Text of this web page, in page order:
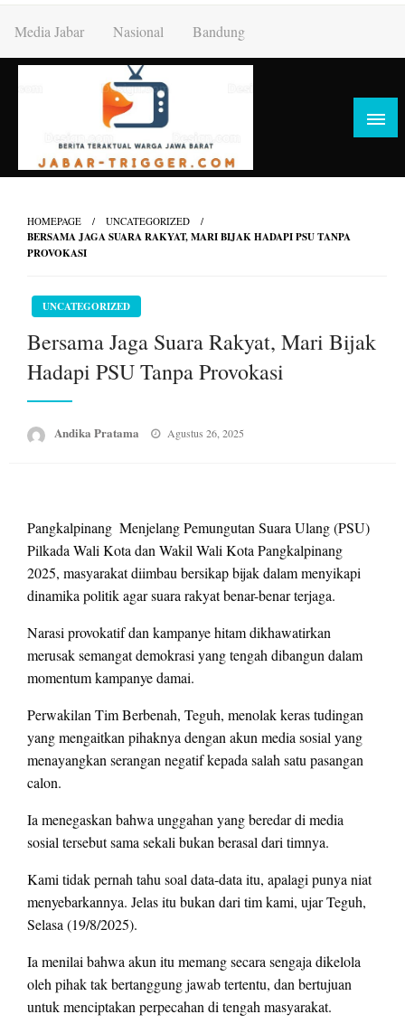
content
Media Jabar Nasional Bandung
HOMEPAGE UNCATEGORIZED
BERSAMA JAGA SUARA RAKYAT, MARI BIJAK HADAPI PSU TANPA
PROVOKASI
UNCATEGORIZED
Bersama Jaga Suara Rakyat, Mari Bijak
Hadapi PSU Tanpa Provokasi
Andika Pratama
Posted
Agustus 26, 2025
Pangkalpinang  Menjelang Pemungutan Suara Ulang (PSU)
Pilkada Wali Kota dan Wakil Wali Kota Pangkalpinang
2025, masyarakat diimbau bersikap bijak dalam menyikapi
dinamika politik agar suara rakyat benar-benar terjaga.
Narasi provokatif dan kampanye hitam dikhawatirkan
merusak semangat demokrasi yang tengah dibangun dalam
momentum kampanye damai.
Perwakilan Tim Berbenah, Teguh, menolak keras tudingan
yang mengaitkan pihaknya dengan akun media sosial yang
menayangkan serangan negatif kepada salah satu pasangan
calon.
Ia menegaskan bahwa unggahan yang beredar di media
sosial tersebut sama sekali bukan berasal dari timnya.
Kami tidak pernah tahu soal data-data itu, apalagi punya niat
menyebarkannya. Jelas itu bukan dari tim kami, ujar Teguh,
Selasa (19/8/2025).
Ia menilai bahwa akun itu memang secara sengaja dikelola
oleh pihak tak bertanggung jawab tertentu, dan bertujuan
untuk menciptakan perpecahan di tengah masyarakat.